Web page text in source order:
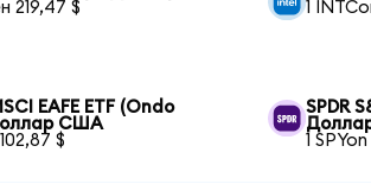
219,47 $
1
EAFE ETF (Ondo
США
$
SPDR
1